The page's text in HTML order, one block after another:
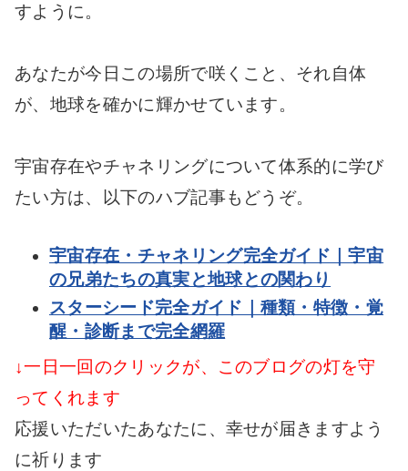
すように。
あなたが今日この場所で咲くこと、それ自体
が、地球を確かに輝かせています。
宇宙存在やチャネリングについて体系的に学び
たい方は、以下のハブ記事もどうぞ。
宇宙存在・チャネリング完全ガイド｜宇宙
の兄弟たちの真実と地球との関わり
スターシード完全ガイド｜種類・特徴・覚
醒・診断まで完全網羅
↓一日一回のクリックが、このブログの灯を守
ってくれます
応援いただいたあなたに、幸せが届きますよう
に祈ります